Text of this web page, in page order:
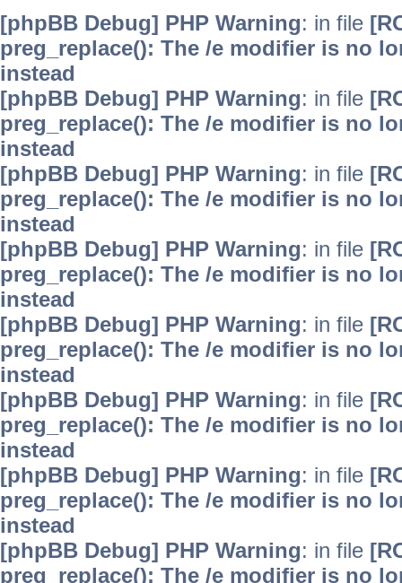
[phpBB Debug] PHP Warning: in file
preg_replace(): The /e modifier is no
instead
[phpBB Debug] PHP Warning: in file
preg_replace(): The /e modifier is no
instead
[phpBB Debug] PHP Warning: in file
preg_replace(): The /e modifier is no
instead
[phpBB Debug] PHP Warning: in file
preg_replace(): The /e modifier is no
instead
[phpBB Debug] PHP Warning: in file
preg_replace(): The /e modifier is no
instead
[phpBB Debug] PHP Warning: in file
preg_replace(): The /e modifier is no
instead
[phpBB Debug] PHP Warning: in file
preg_replace(): The /e modifier is no
instead
[phpBB Debug] PHP Warning: in file
preg_replace(): The /e modifier is no